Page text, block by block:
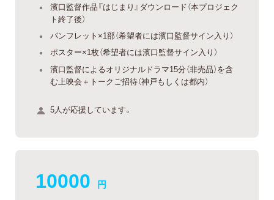
濱口監督作品『はじまり』ダウンロード（本プロジェク
ト終了後）
パンフレット×1部（希望者には濱口監督サイン入り）
ポスター×1枚（希望者には濱口監督サイン入り）
濱口監督によるオリジナルドラマ15分（非売品）を含
む上映会＋トークご招待（神戸もしくは都内）
5人が応援しています。
10000 円